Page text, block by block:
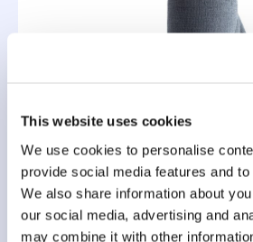
This website uses cookies
We use cookies to personalise
provide social media features and
We also share information about
our social media, advertising and
may combine it with other
CARTEC
Allround microvezeldoeken | 75
€ 42,50